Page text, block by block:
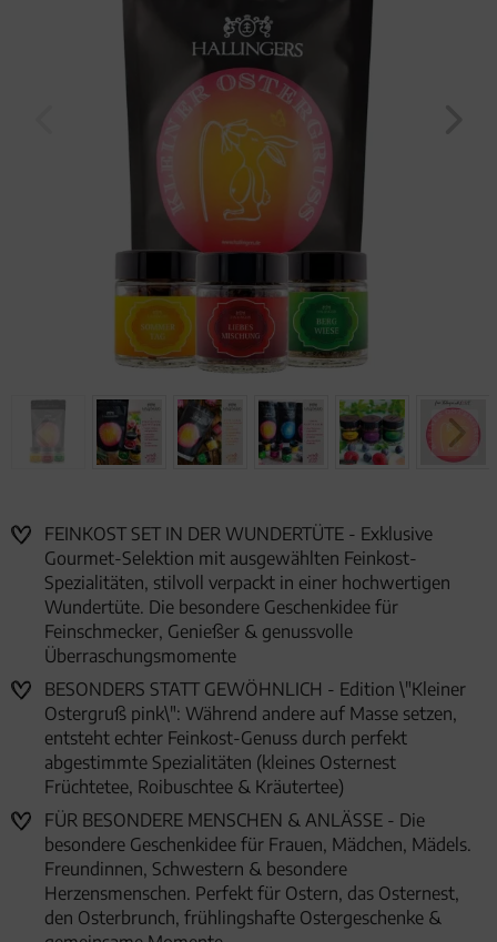
FEINKOST SET IN DER WUNDERTÜTE - Exklusive
Gourmet-Selektion mit ausgewählten Feinkost-
Spezialitäten, stilvoll verpackt in einer hochwertigen
Wundertüte. Die besondere Geschenkidee für
Feinschmecker, Genießer & genussvolle
Überraschungsmomente
BESONDERS STATT GEWÖHNLICH - Edition \"Kleiner
Ostergruß pink\": Während andere auf Masse setzen,
entsteht echter Feinkost-Genuss durch perfekt
abgestimmte Spezialitäten (kleines Osternest
Früchtetee, Roibuschtee & Kräutertee)
FÜR BESONDERE MENSCHEN & ANLÄSSE - Die
besondere Geschenkidee für Frauen, Mädchen, Mädels.
Freundinnen, Schwestern & besondere
Herzensmenschen. Perfekt für Ostern, das Osternest,
den Osterbrunch, frühlingshafte Ostergeschenke &